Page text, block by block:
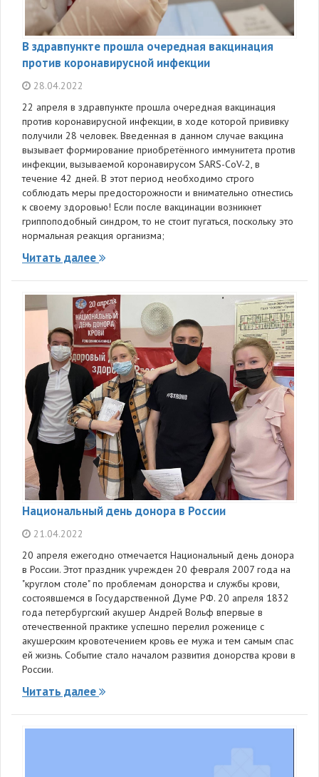
В здравпункте прошла очередная вакцинация
против коронавирусной инфекции
28.04.2022
22 апреля в здравпункте прошла очередная вакцинация
против коронавирусной инфекции, в ходе которой прививку
получили 28 человек. Введенная в данном случае вакцина
вызывает формирование приобретённого иммунитета против
инфекции, вызываемой коронавирусом SARS-CoV-2, в
течение 42 дней. В этот период необходимо строго
соблюдать меры предосторожности и внимательно отнестись
к своему здоровью! Если после вакцинации возникнет
гриппоподобный синдром, то не стоит пугаться, поскольку это
нормальная реакция организма;
Читать далее
Национальный день донора в России
21.04.2022
20 апреля ежегодно отмечается Национальный день донора
в России. Этот праздник учрежден 20 февраля 2007 года на
"круглом столе" по проблемам донорства и службы крови,
состоявшемся в Государственной Думе РФ. 20 апреля 1832
года петербургский акушер Андрей Вольф впервые в
отечественной практике успешно перелил роженице с
акушерским кровотечением кровь ее мужа и тем самым спас
ей жизнь. Событие стало началом развития донорства крови в
России.
Читать далее